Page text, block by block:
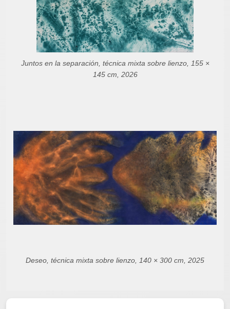
Juntos en la separación, técnica mixta sobre lienzo, 155 ×
145 cm, 2026
Deseo, técnica mixta sobre lienzo, 140 × 300 cm, 2025